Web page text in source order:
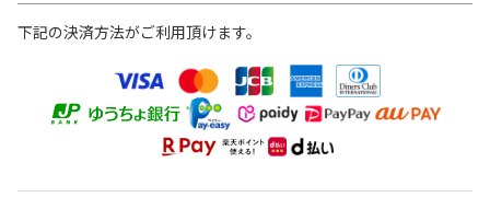
下記の決済方法がご利用頂けます。